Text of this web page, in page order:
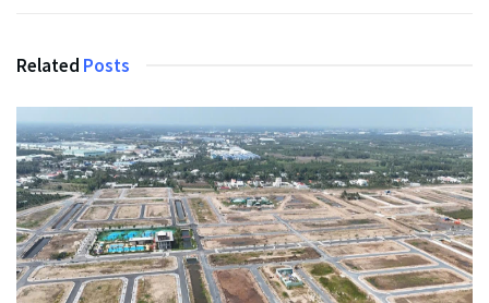
Related Posts